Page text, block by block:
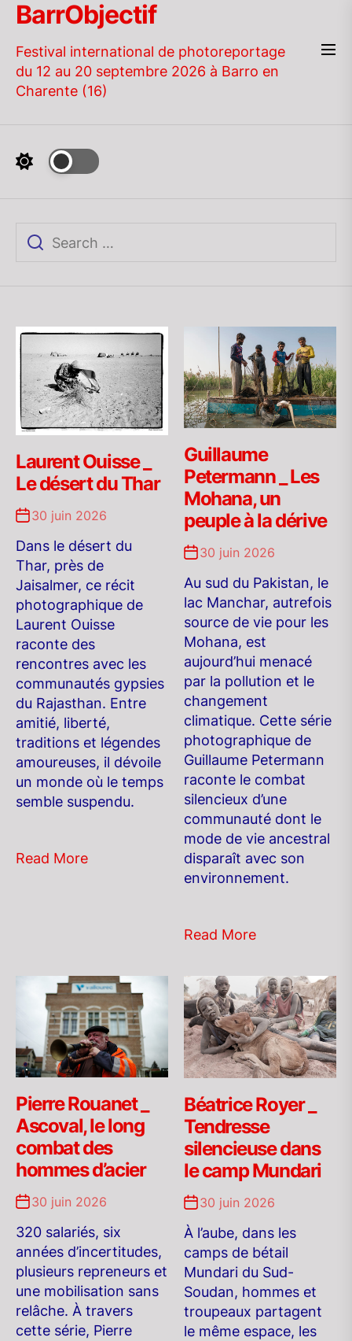
Skip
the
content
BarrObjectif
Festival international de photoreportage
du 12 au 20 septembre 2026 à Barro en
Charente (16)
Laurent Ouisse _
Le désert du Thar
30 juin 2026
Dans le désert du
Thar, près de
Jaisalmer, ce récit
photographique de
Laurent Ouisse
raconte des
rencontres avec les
communautés gypsies
du Rajasthan. Entre
amitié, liberté,
traditions et légendes
amoureuses, il dévoile
un monde où le temps
semble suspendu.
Read More
Guillaume
Petermann _ Les
Mohana, un
peuple à la dérive
30 juin 2026
Au sud du Pakistan, le
lac Manchar, autrefois
source de vie pour les
Mohana, est
aujourd’hui menacé
par la pollution et le
changement
climatique. Cette série
photographique de
Guillaume Petermann
raconte le combat
silencieux d’une
communauté dont le
mode de vie ancestral
disparaît avec son
environnement.
Read More
Pierre Rouanet _
Ascoval, le long
combat des
hommes d’acier
30 juin 2026
320 salariés, six
années d’incertitudes,
plusieurs repreneurs et
une mobilisation sans
relâche. À travers
cette série, Pierre
Béatrice Royer _
Tendresse
silencieuse dans
le camp Mundari
30 juin 2026
À l’aube, dans les
camps de bétail
Mundari du Sud-
Soudan, hommes et
troupeaux partagent
le même espace, les